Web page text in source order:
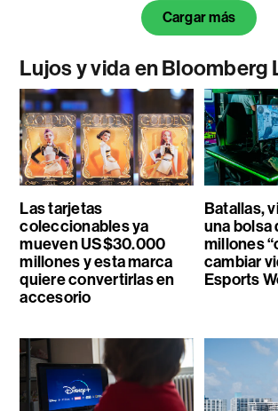
Cargar más
Lujos y vida en Bloomberg
Las tarjetas
coleccionables ya
mueven US$30.000
millones y esta marca
quiere convertirlas en
accesorio
Batallas,
una bolsa
millones
cambiar
Esports